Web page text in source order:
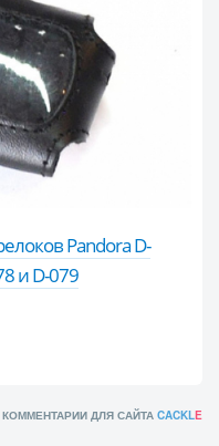
Pandora D-
и D-079
КОММЕНТАРИИ ДЛЯ САЙТА CACKLE